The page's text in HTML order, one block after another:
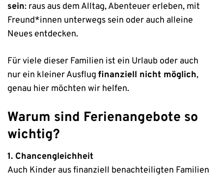
sein: raus aus dem Alltag, Abenteuer erleben, mit
Freund*innen unterwegs sein oder auch alleine
Neues entdecken.
Für viele dieser Familien ist ein Urlaub oder auch
nur ein kleiner Ausflug finanziell nicht möglich,
genau hier möchten wir helfen.
Warum sind Ferienangebote so
wichtig?
1. Chancengleichheit
Auch Kinder aus finanziell benachteiligten Familien